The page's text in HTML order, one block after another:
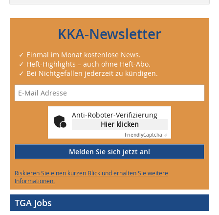
KKA-Newsletter
✓ Einmal im Monat kostenlose News.
✓ Heft-Highlights – auch ohne Heft-Abo.
✓ Bei Nichtgefallen jederzeit zu kündigen.
Anti-Roboter-Verifizierung
Hier klicken
FriendlyCaptcha ⇗
Melden Sie sich jetzt an!
Riskieren Sie einen kurzen Blick und erhalten Sie weitere
Informationen.
TGA Jobs